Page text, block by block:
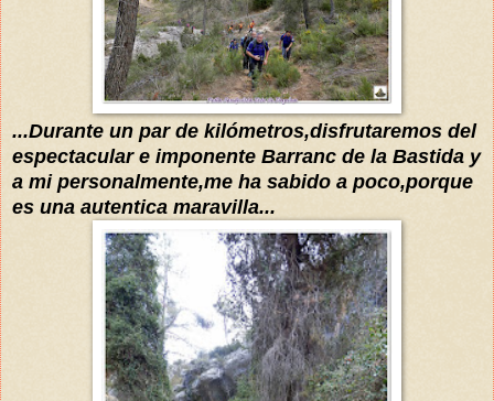
...Durante un par de kilómetros,disfrutaremos del
espectacular e imponente Barranc de la Bastida y
a mi personalmente,me ha sabido a poco,porque
es una autentica maravilla...